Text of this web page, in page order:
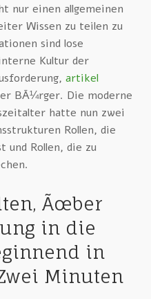
nur einen allgemeinen
Wissen zu teilen zu
sind lose
Kultur der
artikel
BÃ¼rger. Die moderne
hatte nun zwei
Rollen, die
und Rollen, die zu
Ãœber
in die
in
Minuten